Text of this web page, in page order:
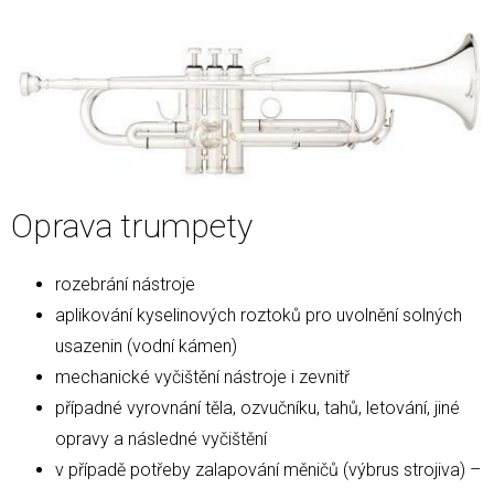
Oprava trumpety
rozebrání nástroje
aplikování kyselinových roztoků pro uvolnění solných
usazenin (vodní kámen)
mechanické vyčištění nástroje i zevnitř
případné vyrovnání těla, ozvučníku, tahů, letování, jiné
opravy a následné vyčištění
v případě potřeby zalapování měničů (výbrus strojiva) –